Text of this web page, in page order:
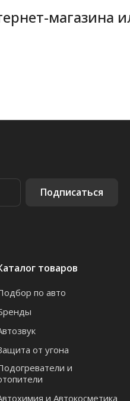
магазина
Подписаться
товаров
по авто
от угона
и
и Автокосметика